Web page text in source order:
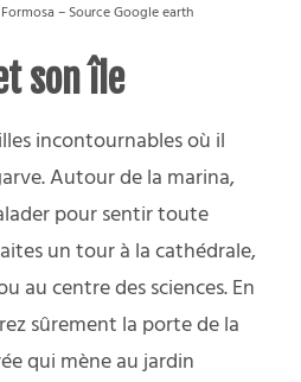
– Source Google earth
son île
incontournables où il
Autour de la marina,
pour sentir toute
un tour à la cathédrale,
au centre des sciences. En
sûrement la porte de la
qui mène au jardin